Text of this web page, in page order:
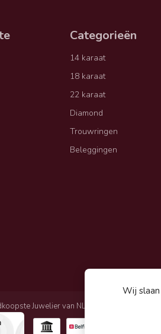
Categorieën
14 karaat
18 karaat
22 karaat
Diamond
Trouwringen
Beleggingen
Juwelier van NL
Wij